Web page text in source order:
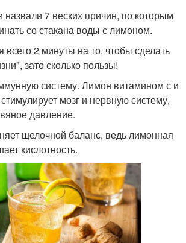
назвали 7 веских причин, по которым
со стакана воды с лимоном.
всего 2 минуты на то, чтобы сделать
зато сколько пользы!
систему. Лимон витамином с и
мозг и нервную систему,
давление.
щелочной баланс, ведь лимонная
кислотность.